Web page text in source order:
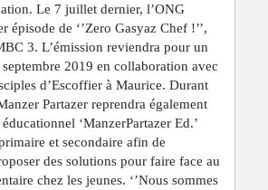
Le 7 juillet dernier, l’ONG
épisode de ‘’Zero Gasyaz Chef !’’,
3. L’émission reviendra pour un
2019 en collaboration avec
d’Escoffier à Maurice. Durant
Partazer reprendra également
‘ManzerPartazer Ed.’
et secondaire afin de
des solutions pour faire face au
chez les jeunes. ‘’Nous sommes